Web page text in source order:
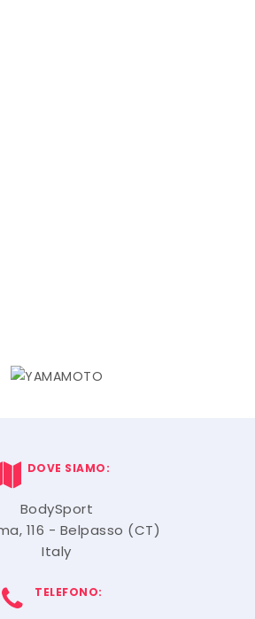
DOVE SIAMO:
BodySport
116 - Belpasso (CT)
Italy
TELEFONO: